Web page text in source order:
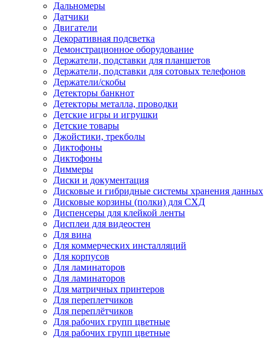
Дальномеры
Датчики
Двигатели
Декоративная подсветка
Демонстрационное оборудование
Держатели, подставки для планшетов
Держатели, подставки для сотовых телефонов
Держатели/скобы
Детекторы банкнот
Детекторы металла, проводки
Детские игры и игрушки
Детские товары
Джойстики, трекболы
Диктофоны
Диктофоны
Диммеры
Диски и документация
Дисковые и гибридные системы хранения данных
Дисковые корзины (полки) для СХД
Диспенсеры для клейкой ленты
Дисплеи для видеостен
Для вина
Для коммерческих инсталляций
Для корпусов
Для ламинаторов
Для ламинаторов
Для матричных принтеров
Для переплетчиков
Для переплётчиков
Для рабочих групп цветные
Для рабочих групп цветные